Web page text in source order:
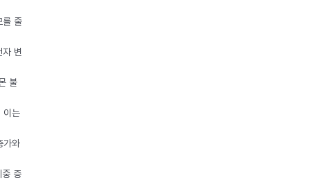
를 줄
변
불
이는
가와
중 증